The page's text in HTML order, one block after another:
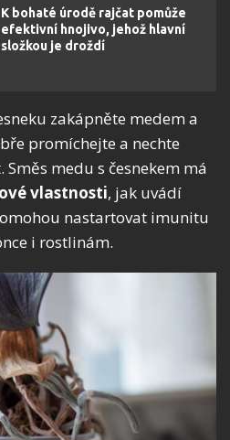
K bohaté úrodě rajčat pomůže
efektivní hnojivo, jehož hlavní
složkou je droždí
zakápněte medem a
promíchejte a nechte
medu s česnekem má
vlastnosti, jak uvádí
nastartovat imunitu
i rostlinám.